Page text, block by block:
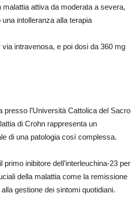
attiva da moderata a severa,
intolleranza alla terapia
intravenosa, e poi dosi da 360 mg
l’Università Cattolica del Sacro
di Crohn rappresenta un
di una patologia così complessa.
inibitore dell’interleuchina-23 per
della malattia come la remissione
gestione dei sintomi quotidiani.